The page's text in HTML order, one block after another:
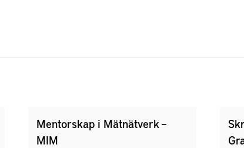
Mentorskap i Mätnätverk –
MIM